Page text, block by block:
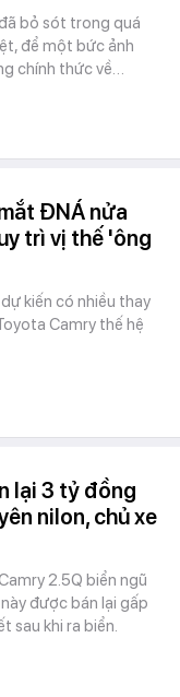
bỏ sót trong quá
để một bức ảnh
chính thức về…
ĐNÁ nửa
trì vị thế 'ông
kiến có nhiều thay
Camry thế hệ
lại 3 tỷ đồng
nilon, chủ xe
2.5Q biển ngũ
được bán lại gấp
sau khi ra biển.